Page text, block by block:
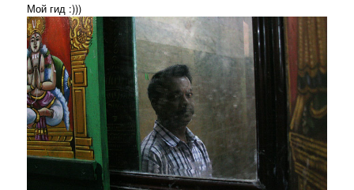
Мой гид :)))